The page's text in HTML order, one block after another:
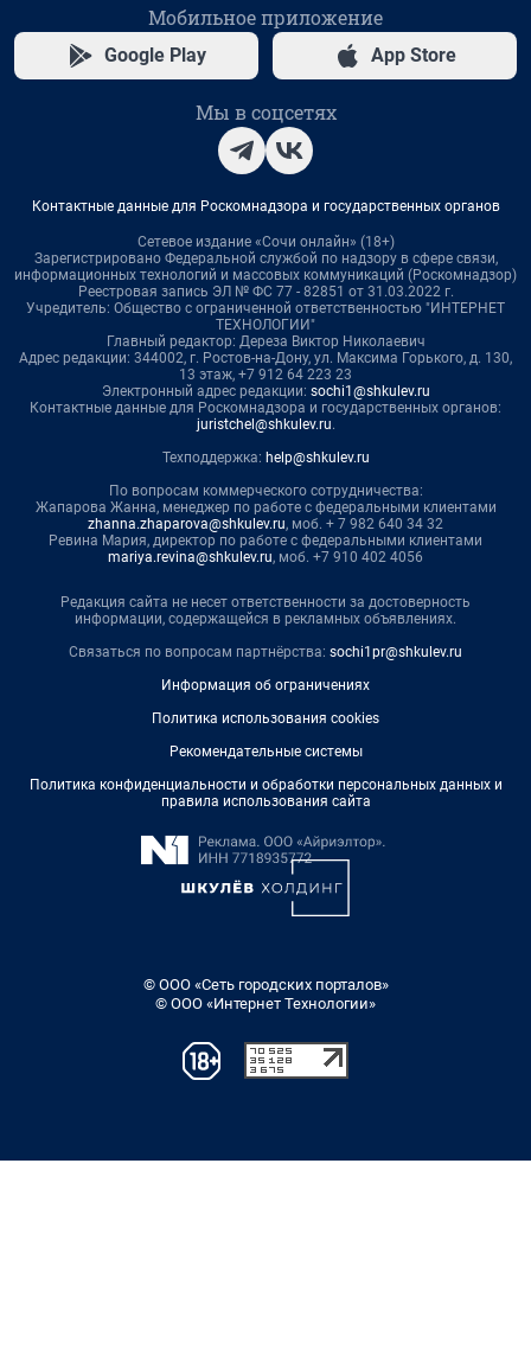
Мобильное приложение
Google Play App Store
Мы в соцсетях
Контактные данные для Роскомнадзора и государственных органов
Сетевое издание «Сочи онлайн» (18+)
Зарегистрировано Федеральной службой по надзору в сфере связи,
информационных технологий и массовых коммуникаций (Роскомнадзор)
Реестровая запись ЭЛ № ФС 77 - 82851 от 31.03.2022 г.
Учредитель: Общество с ограниченной ответственностью "ИНТЕРНЕТ
ТЕХНОЛОГИИ"
Главный редактор: Дереза Виктор Николаевич
Адрес редакции: 344002, г. Ростов-на-Дону, ул. Максима Горького, д. 130,
13 этаж, +7 912 64 223 23
Электронный адрес редакции: sochi1@shkulev.ru
Контактные данные для Роскомнадзора и государственных органов:
juristchel@shkulev.ru.
Техподдержка: help@shkulev.ru
По вопросам коммерческого сотрудничества:
Жапарова Жанна, менеджер по работе с федеральными клиентами
zhanna.zhaparova@shkulev.ru, моб. + 7 982 640 34 32
Ревина Мария, директор по работе с федеральными клиентами
mariya.revina@shkulev.ru, моб. +7 910 402 4056
Редакция сайта не несет ответственности за достоверность
информации, содержащейся в рекламных объявлениях.
Связаться по вопросам партнёрства: sochi1pr@shkulev.ru
Информация об ограничениях
Политика использования cookies
Рекомендательные системы
Политика конфиденциальности и обработки персональных данных и
правила использования сайта
© ООО «Сеть городских порталов»
© ООО «Интернет Технологии»